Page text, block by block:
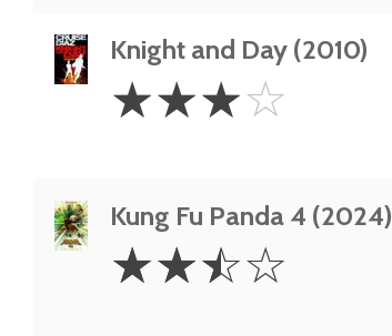
Knight and Day (2010)
Stars
☆☆☆☆
Kung Fu Panda 4 (2024)
2.5
Stars
☆☆☆☆